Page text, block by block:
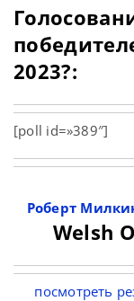
2023?:
[poll id=»389″]
Роберт
Welsh
посмотреть